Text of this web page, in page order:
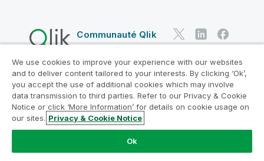
Communauté Qlik
Contrats juridiques
Conditions d'utilisation des produits
Legal Policies
Conditions légales
Conditions d'utilisation
Marques
Do Not Share My Info
Copyright © 1993-2026 QlikTech International AB. Tous
We use cookies to improve your experience with our websites
and to deliver content tailored to your interests. By clicking ‘Ok’,
you accept the use of additional cookies which may involve
data transmission to third parties. Refer to our Privacy & Cookie
Notice or click ‘More Information’ for details on cookie usage on
our sites. Privacy & Cookie Notice
Ok